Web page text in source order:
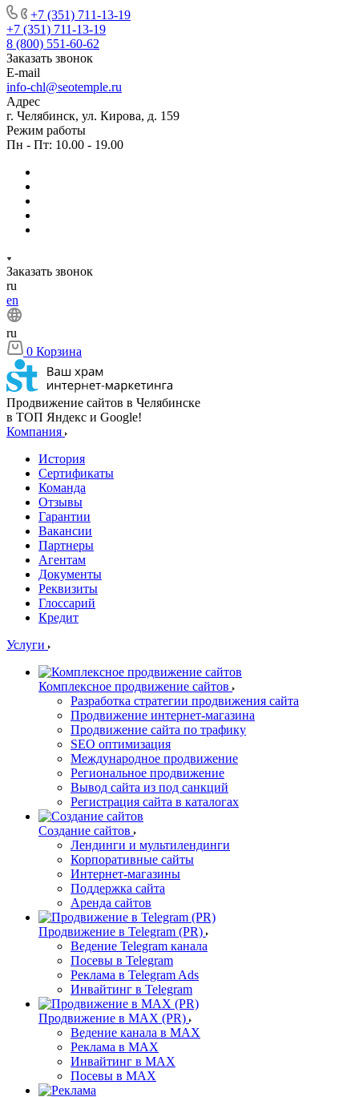
+7 (351) 711-13-19
+7 (351) 711-13-19
8 (800) 551-60-62
Заказать звонок
E-mail
info-chl@seotemple.ru
Адрес
г. Челябинск, ул. Кирова, д. 159
Режим работы
Пн - Пт: 10.00 - 19.00
Заказать звонок
ru
en
ru
0 Корзина
Продвижение сайтов в Челябинске
в ТОП Яндекс и Google!
Компания
История
Сертификаты
Команда
Отзывы
Гарантии
Вакансии
Партнеры
Агентам
Документы
Реквизиты
Глоссарий
Кредит
Услуги
Комплексное продвижение сайтов
Разработка стратегии продвижения сайта
Продвижение интернет-магазина
Продвижение сайта по трафику
SEO оптимизация
Международное продвижение
Региональное продвижение
Вывод сайта из под санкций
Регистрация сайта в каталогах
Создание сайтов
Лендинги и мультилендинги
Корпоративные сайты
Интернет-магазины
Поддержка сайта
Аренда сайтов
Продвижение в Telegram (PR)
Ведение Telegram канала
Посевы в Telegram
Реклама в Telegram Ads
Инвайтинг в Telegram
Продвижение в MAX (PR)
Ведение канала в MAX
Реклама в MAX
Инвайтинг в MAX
Посевы в MAX